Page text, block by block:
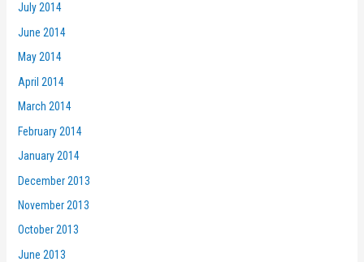
July 2014
June 2014
May 2014
April 2014
March 2014
February 2014
January 2014
December 2013
November 2013
October 2013
June 2013